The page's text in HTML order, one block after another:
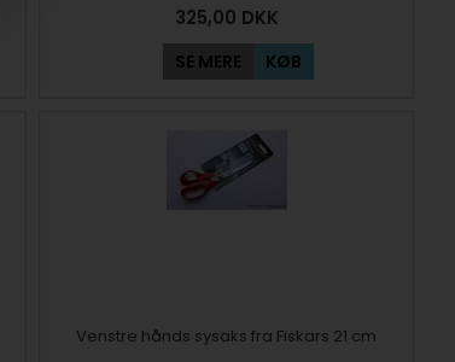
325,00 DKK
SE MERE KØB
Venstre hånds sysaks fra Fiskars 21 cm